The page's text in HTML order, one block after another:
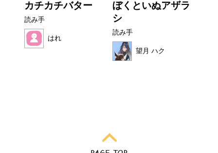
カチカチバター
読み手
はれ
ぼくといぬアザラ
シ
読み手
望月 ハク